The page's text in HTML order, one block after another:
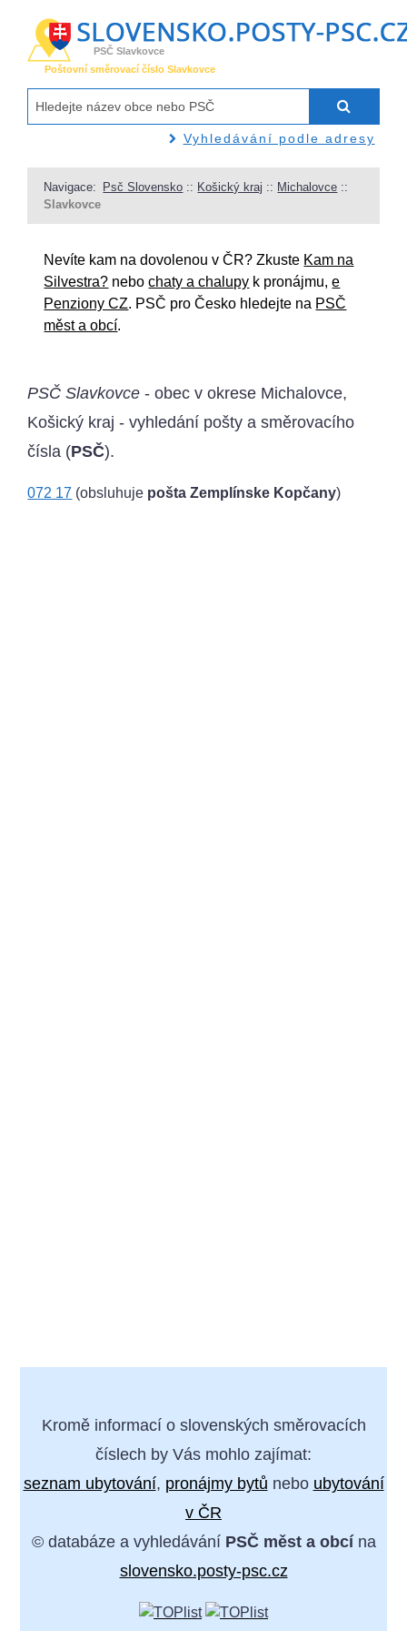
PSČ Slavkovce
Poštovní směrovací číslo Slavkovce
Vyhledávání podle adresy
Navigace: Psč Slovensko :: Košický kraj :: Michalovce ::
Slavkovce
Nevíte kam na dovolenou v ČR? Zkuste Kam na
Silvestra? nebochaty a chalupy k pronájmu,e
Penziony CZ. PSČ pro Česko hledejte na PSČ
měst a obcí.
PSČ Slavkovce - obec v okrese Michalovce,
Košický kraj - vyhledání pošty a směrovacího
čísla (PSČ).
072 17 (obsluhuje pošta Zemplínske Kopčany)
Kromě informací o slovenských směrovacích
číslech by Vás mohlo zajímat:
seznam ubytování, pronájmy bytů nebo ubytování
v ČR
© databáze a vyhledávání PSČ měst a obcína
slovensko.posty-psc.cz